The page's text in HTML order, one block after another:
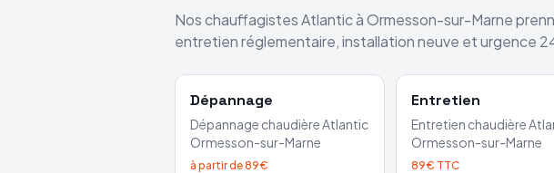
Nos chauffagistesAtlanticàOrmesson-sur-Marne
entretien réglementaire, installation neuve et urgence
Dépannage
Dépannage chaudièreAtlantic
Ormesson-sur-Marne
à partir de 89€
Entretien
Entretien chaudière
Ormesson-sur-Marne
89€ TTC